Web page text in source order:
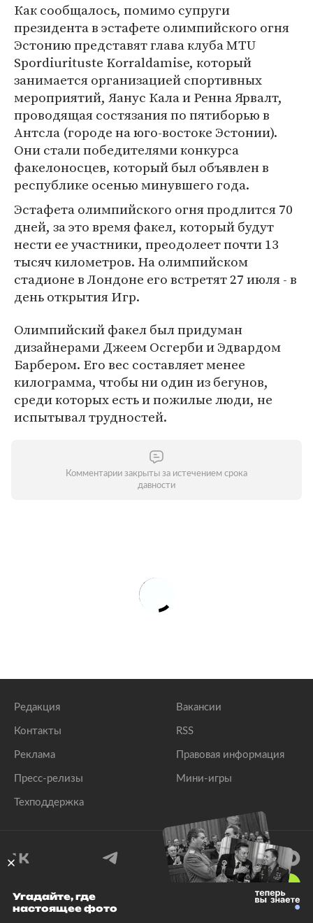
Как сообщалось, помимо супруги
президента в эстафете олимпийского огня
Эстонию представят глава клуба MTU
Spordiurituste Korraldamise, который
занимается организацией спортивных
мероприятий, Яанус Кала и Ренна Ярвалт,
проводящая состязания по пятиборью в
Антсла (городе на юго-востоке Эстонии).
Они стали победителями конкурса
факелоносцев, который был объявлен в
республике осенью минувшего года.
Эстафета олимпийского огня продлится 70
дней, за это время факел, который будут
нести ее участники, преодолеет почти 13
тысяч километров. На олимпийском
стадионе в Лондоне его встретят 27 июля - в
день открытия Игр.
Олимпийский факел был придуман
дизайнерами Джеем Осгерби и Эдвардом
Барбером. Его вес составляет менее
килограмма, чтобы ни один из бегунов,
среди которых есть и пожилые люди, не
испытывал трудностей.
Комментарии закрыты за истечением срока
давности
Редакция
Контакты
Реклама
Пресс-релизы
Техподдержка
Вакансии
RSS
Правовая информация
Мини-игры
© 1999–2026 Все права защищены.
Угадайте, где
настоящее фото